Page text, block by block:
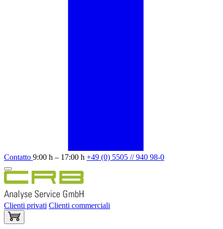
Contatto 9:00 h – 17:00 h +49 (0) 5505 // 940 98-0
Clienti privati Clienti commerciali